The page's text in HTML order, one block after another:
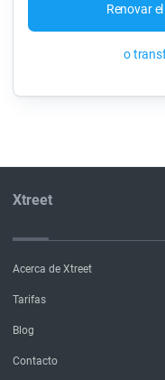
Renovar
o
Xtreet
Acerca de Xtreet
Tarifas
Blog
Contacto